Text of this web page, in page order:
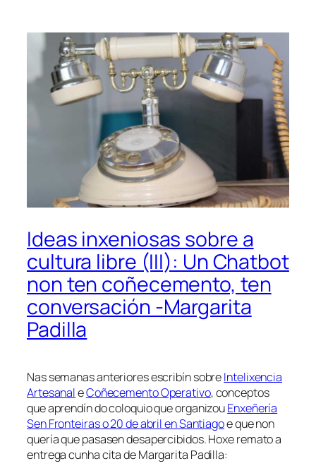
Ideas inxeniosas sobre a
cultura libre (III): Un Chatbot
non ten coñecemento, ten
conversación -Margarita
Padilla
Nas semanas anteriores escribín sobreIntelixencia
ArtesanaleCoñecemento Operativo, conceptos
que aprendín do coloquio que organizouEnxeñería
Sen Fronteiras o 20 de abril en Santiagoe que non
quería que pasasen desapercibidos. Hoxe remato a
entrega cunha cita de Margarita Padilla: